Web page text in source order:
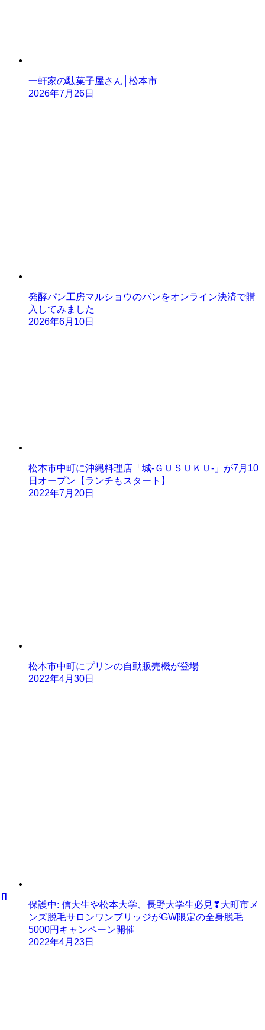
一軒家の駄菓子屋さん│松本市
2026年7月26日
発酵パン工房マルショウのパンをオンライン決済で購
入してみました
2026年6月10日
松本市中町に沖縄料理店「城-ＧＵＳＵＫＵ-」が7月10
日オープン【ランチもスタート】
2022年7月20日
松本市中町にプリンの自動販売機が登場
2022年4月30日
保護中: 信大生や松本大学、長野大学生必見❣大町市メ
ンズ脱毛サロンワンブリッジがGW限定の全身脱毛
5000円キャンペーン開催
2022年4月23日